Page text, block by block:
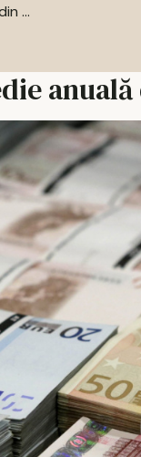
...
anuală